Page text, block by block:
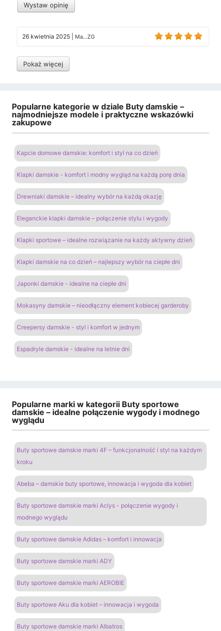
Wystaw opinię
26 kwietnia 2025 Ma...ZG
Pokaż więcej
Popularne kategorie w dziale Buty damskie –
najmodniejsze modele i praktyczne wskazówki
zakupowe
Kapcie domowe damskie: komfort i styl na co dzień
Klapki damskie - komfort i modny wygląd na każdą porę dnia
Drewniaki damskie – idealny wybór na każdą okazję
Eleganckie klapki damskie – połączenie stylu i wygody
Klapki sportowe – idealne rozwiązanie na każdy aktywny dzień
Klapki damskie na co dzień – najlepszy wybór na ciepłe dni
Japonki damskie - idealne na ciepłe dni
Mokasyny damskie – nieodłączny element kobiecej garderoby
Creepersy damskie - styl i komfort w jednym
Espadryle damskie - idealne na letnie dni
Popularne marki w kategorii Buty sportowe
damskie – idealne połączenie wygody i modnego
wyglądu
Buty sportowe damskie marki 4F – funkcjonalność i styl na każdym
kroku
Abeba – damskie buty sportowe, innowacja i wygoda dla kobiet
Buty sportowe damskie marki Aclys - połączenie wygody i
modnego wyglądu
Buty sportowe damskie Adidas – komfort i innowacja
Buty sportowe damskie marki ADY
Buty sportowe damskie marki AEROBIE
Buty sportowe Aku dla kobiet – innowacja i wygoda
Buty sportowe damskie marki Albatros